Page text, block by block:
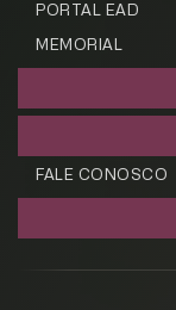
PORTAL EAD
MEMORIAL
FALE CONOSCO